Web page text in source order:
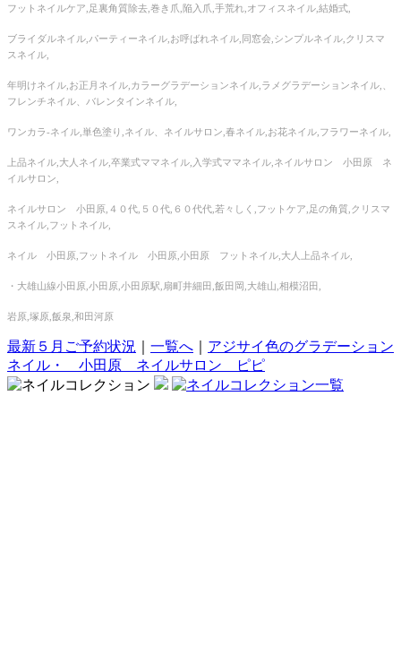
フットネイルケア,足裏角質除去,巻き爪,陥入爪,手荒れ,オフィスネイル,結婚式,
ブライダルネイル,パーティーネイル,お呼ばれネイル,同窓会,シンプルネイル,クリスマ
スネイル,
年明けネイル,お正月ネイル,カラーグラデーションネイル,ラメグラデーションネイル,、
フレンチネイル、バレンタインネイル,
ワンカラ‐ネイル,単色塗り,ネイル、ネイルサロン,春ネイル,お花ネイル,フラワーネイル,
上品ネイル,大人ネイル,卒業式ママネイル,入学式ママネイル,ネイルサロン 小田原 ネ
イルサロン,
ネイルサロン 小田原,４０代,５０代,６０代代,若々しく,フットケア,足の角質,クリスマ
スネイル,フットネイル,
ネイル 小田原,フットネイル 小田原,小田原 フットネイル,大人上品ネイル,
・大雄山線小田原,小田原,小田原駅,扇町井細田,飯田岡,大雄山,相模沼田,
岩原,塚原,飯泉,和田河原
最新５月ご予約状況 一覧へ
アジサイ色のグラデーション
ネイル・ 小田原 ネイルサロン ピピ